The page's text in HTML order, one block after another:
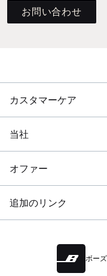
お問い合わせ
カスタマーケア
当社
オファー
追加のリンク
ボー